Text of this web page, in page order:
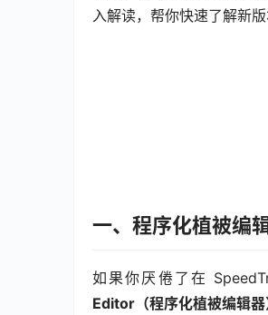
入解读，帮你快速了解新版
一、程序化植被编
如果你厌倦了在
Editor（程序化植被编辑器